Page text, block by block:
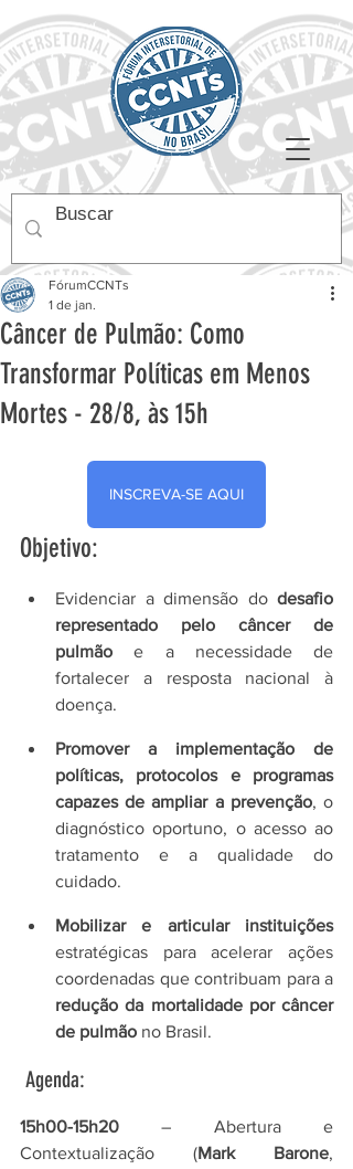
Câncer de Pulmão: Como
Transformar Políticas em Menos
Mortes - 28/8, às 15h
FórumCCNTs
1 de jan.
INSCREVA-SE AQUI
Objetivo:
Evidenciar a dimensão do desafio
representado pelo câncer de
pulmão e a necessidade de
fortalecer a resposta nacional à
doença.
Promover a implementação de
políticas, protocolos e programas
capazes de ampliar a prevenção, o
diagnóstico oportuno, o acesso ao
tratamento e a qualidade do
cuidado.
Mobilizar e articular instituições
estratégicas para acelerar ações
coordenadas que contribuam para a
redução da mortalidade por câncer
de pulmão no Brasil.
Agenda:
15h00-15h20 – Abertura e
Contextualização (Mark Barone,